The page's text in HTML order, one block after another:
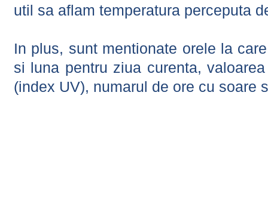
util sa aflam temperatura perceputa
In plus, sunt mentionate orele la
si luna pentru ziua curenta,
(index UV), numarul de ore cu soare